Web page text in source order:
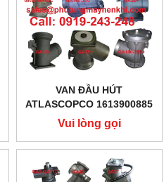
VAN ĐẦU HÚT
ATLASCOPCO 1613900885
Vui lòng gọi